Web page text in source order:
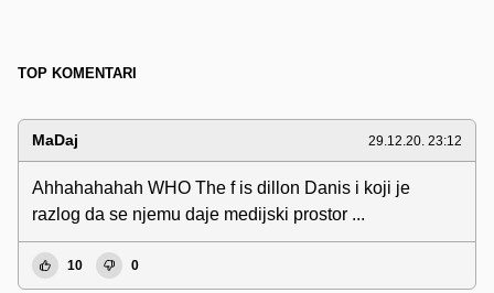
TOP KOMENTARI
MaDaj 29.12.20. 23:12
Ahhahahahah WHO The f is dillon Danis i koji je
razlog da se njemu daje medijski prostor ...
10 0